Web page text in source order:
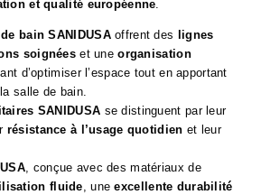
et qualité européenne.
bain SANIDUSAoffrent des
lignes
soignéeset uneorganisation
d’optimiser l’espace tout en apportant
salle de bain.
SANIDUSA se distinguent par leur
résistance à l’usage quotidien et leur
, conçue avec des matériaux de
fluide, uneexcellente durabilité